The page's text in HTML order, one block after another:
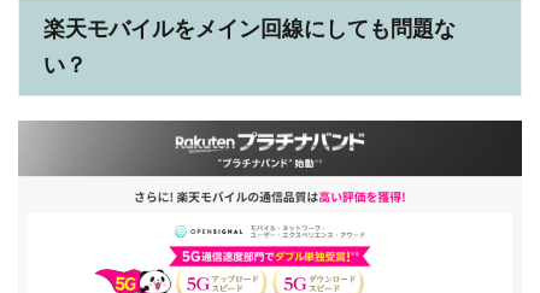
楽天モバイルをメイン回線にしても問題な
い？